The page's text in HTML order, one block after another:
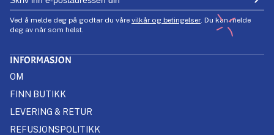
Ved å melde deg på godtar du våre vilkår og betingelser. Du kan melde
deg av når som helst.
INFORMASJON
OM
FINN BUTIKK
LEVERING & RETUR
REFUSJONSPOLITIKK